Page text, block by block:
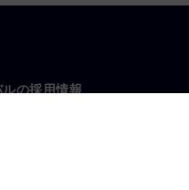
の採用情報